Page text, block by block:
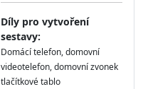
Díly pro vytvoření
sestavy:
Domácí telefon, domovní
videotelefon, domovní zvonek
tlačítkové tablo